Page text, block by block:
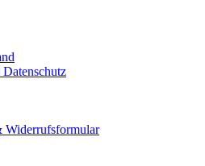
Widerrufsformular